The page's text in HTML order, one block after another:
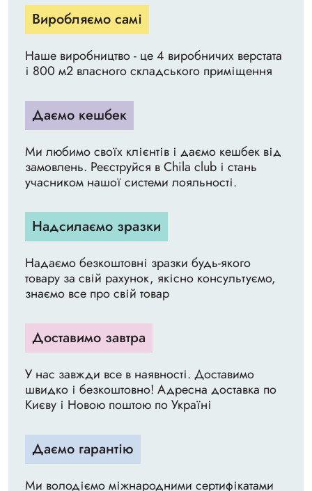
Виробляємо самі
Наше виробництво - це 4 виробничих верстата
і 800 м2 власного складського приміщення
Даємо кешбек
Ми любимо своїх клієнтів і даємо кешбек від
замовлень. Реєструйся в Chila club і стань
учасником нашої системи лояльності.
Надсилаємо зразки
Надаємо безкоштовні зразки будь-якого
товару за свій рахунок, якісно консультуємо,
знаємо все про свій товар
Доставимо завтра
У нас завжди все в наявності. Доставимо
швидко і безкоштовно! Адресна доставка по
Києву і Новою поштою по Україні
Даємо гарантію
Ми володіємо міжнародними сертифікатами